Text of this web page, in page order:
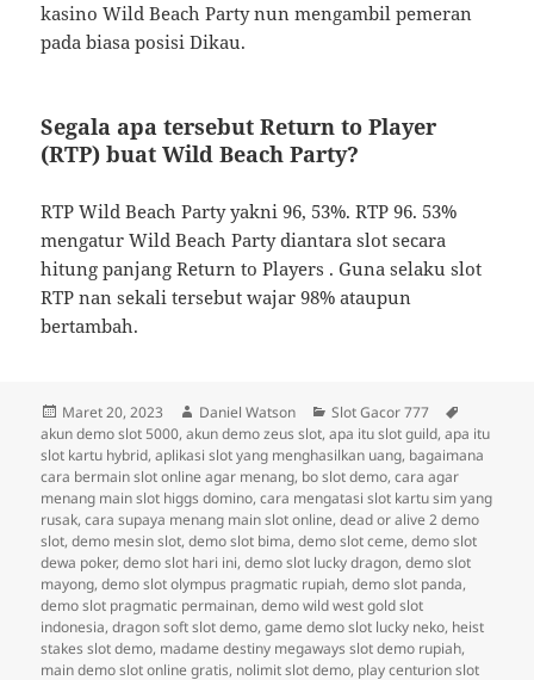
kasino Wild Beach Party nun mengambil pemeran
pada biasa posisi Dikau.
Segala apa tersebut Return to Player
(RTP) buat Wild Beach Party?
RTP Wild Beach Party yakni 96, 53%. RTP 96. 53%
mengatur Wild Beach Party diantara slot secara
hitung panjang Return to Players . Guna selaku slot
RTP nan sekali tersebut wajar 98% ataupun
bertambah.
Diposkan
pada
Maret 20, 2023 Penulis
Daniel Watson Kategori
Slot Gacor 777
akun demo slot 5000,akun demo zeus slot,apa itu slot guild,apa itu
slot kartu hybrid,aplikasi slot yang menghasilkan uang, bagaimana
cara bermain slot online agar menang, bo slot demo,cara agar
menang main slot higgs domino,cara mengatasi slot kartu sim yang
rusak,cara supaya menang main slot online,dead or alive 2 demo
slot,demo mesin slot,demo slot bima,demo slot ceme,demo slot
dewa poker,demo slot hari ini,demo slot lucky dragon,demo slot
mayong,demo slot olympus pragmatic rupiah,demo slot panda,
demo slot pragmatic permainan,demo wild west gold slot
indonesia,dragon soft slot demo,game demo slot lucky neko, heist
stakes slot demo, madame destiny megaways slot demo rupiah,
main demo slot online gratis, nolimit slot demo, play centurion slot